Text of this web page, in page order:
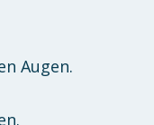
Augen.